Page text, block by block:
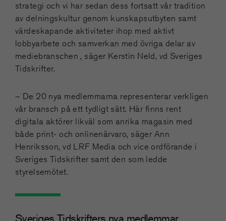
strategi och vi har sedan dess fortsatt vår tradition
av delningskultur genom kunskapsutbyten samt
värdeskapande aktiviteter ihop med aktivt
lobbyarbete och samverkan med övriga delar av
mediebranschen , säger Kerstin Neld, vd Sveriges
Tidskrifter.
– De 20 nya medlemmarna representerar verkligen
vår bransch på ett tydligt sätt. Här finns rent
digitala aktörer likväl som anrika magasin med
både print- och onlinenärvaro, säger Ann
Henriksson, vd LRF Media och vice ordförande i
Sveriges Tidskrifter samt den som ledde
styrelsemötet.